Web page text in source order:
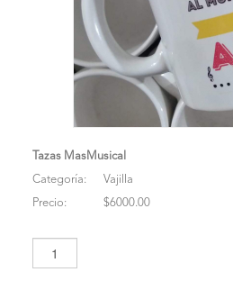
Tazas MasMusical
Categoría:
Vajilla
Precio:
$6000.00